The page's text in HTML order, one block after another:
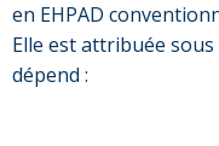
en EHPAD
Elle est attribuée
dépend :